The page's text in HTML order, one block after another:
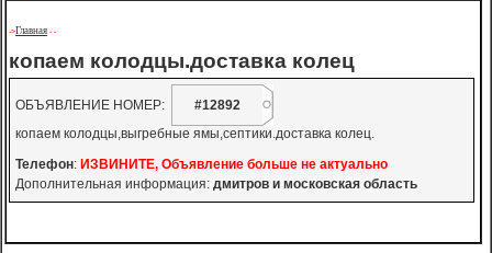
->Главная - -
копаем колодцы.доставка колец
ОБЪЯВЛЕНИЕ НОМЕР:
#12892
копаем колодцы,выгребные ямы,септики.доставка колец.
Телефон: ИЗВИНИТЕ, Объявление больше не актуально
Дополнительная информация: дмитров и московская область